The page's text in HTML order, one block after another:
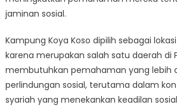
jaminan sosial.
Kampung Koya Koso dipilih sebagai
karena merupakan salah satu daerah di
membutuhkan pemahaman yang lebih
perlindungan sosial, terutama dalam
syariah yang menekankan keadilan